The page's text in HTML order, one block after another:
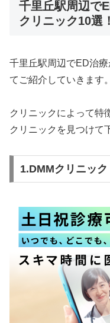
千里丘駅周辺で
クリニック10選！
千里丘駅周辺でED治
てご紹介していきます。
クリニックによって特
クリニックを見つけて
1.DMMクリニック